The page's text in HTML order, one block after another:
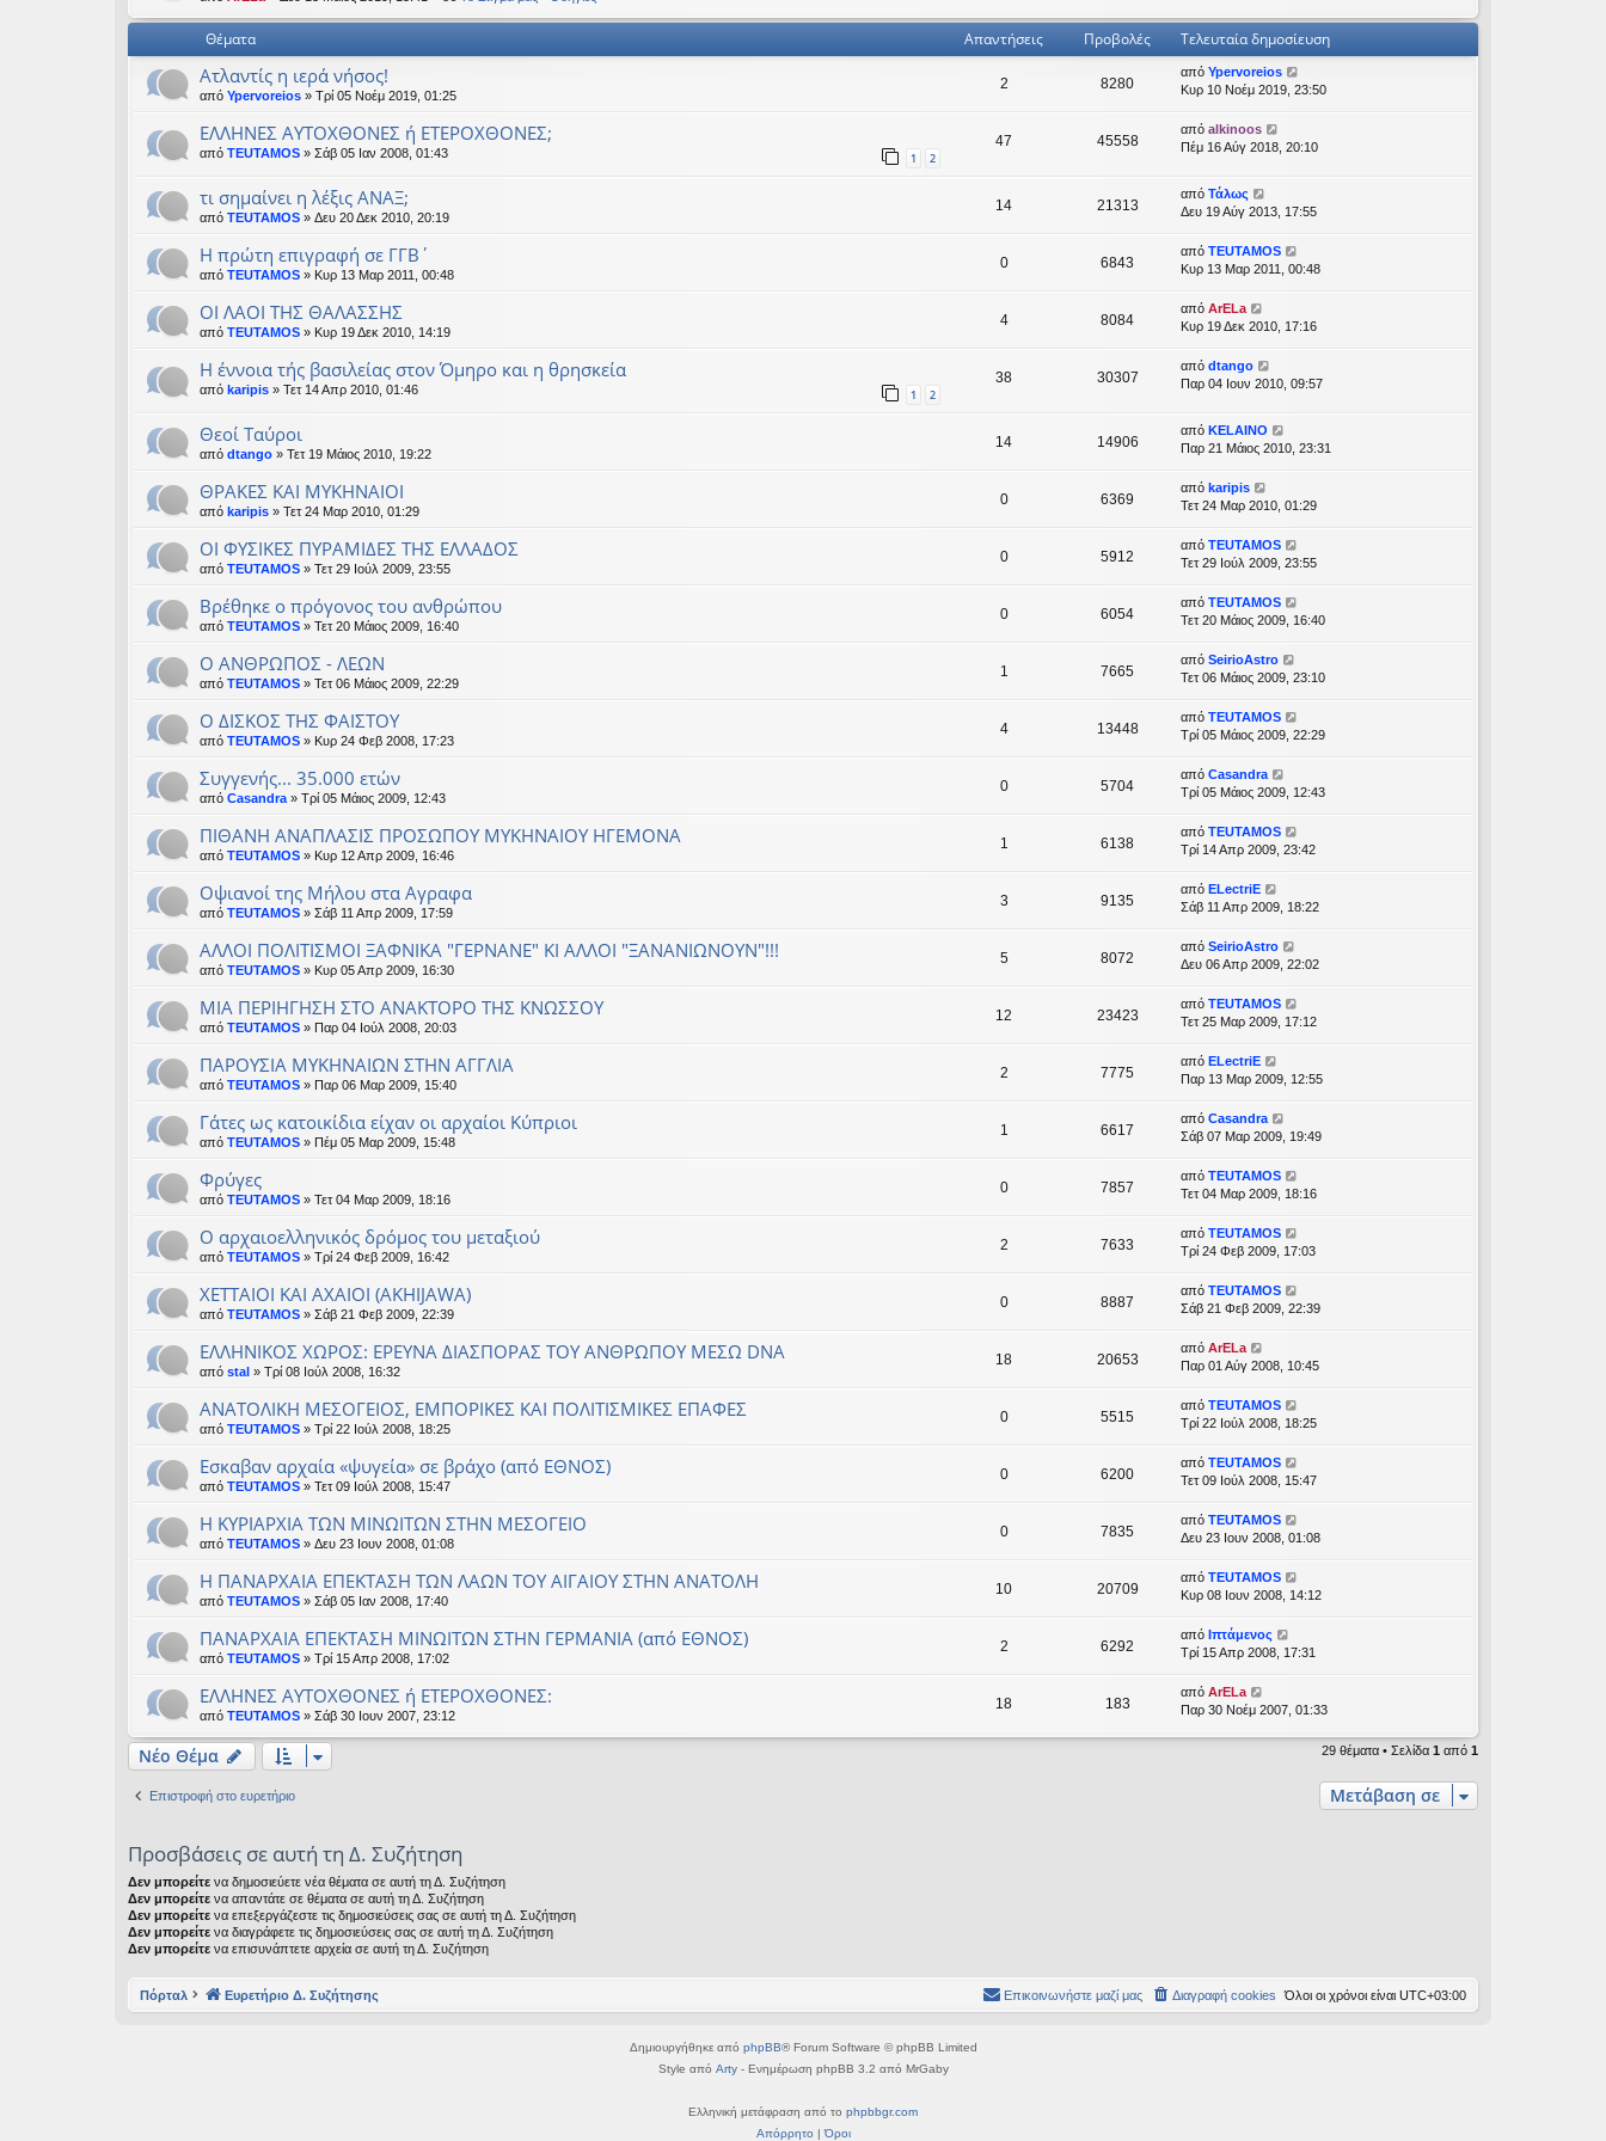
εις
Θέματα Απαντήσεις Προβολές Τελευταία δημοσίευση
Ατλαντίς η ιερά νήσος!
από Ypervoreios » Τρί 05 Νοέμ 2019, 01:25
2 8280
από Ypervoreios
Κυρ 10 Νοέμ 2019, 23:50
ΕΛΛΗΝΕΣ ΑΥΤΟΧΘΟΝΕΣ ή ΕΤΕΡΟΧΘΟΝΕΣ;
από TEUTAMOS » Σάβ 05 Ιαν 2008, 01:43 1 2
47 45558
από alkinoos
Πέμ 16 Αύγ 2018, 20:10
τι σημαίνει η λέξις ΑΝΑΞ;
από TEUTAMOS » Δευ 20 Δεκ 2010, 20:19
14 21313
από Τάλως
Δευ 19 Αύγ 2013, 17:55
H πρώτη επιγραφή σε ΓΓΒ΄
από TEUTAMOS » Κυρ 13 Μαρ 2011, 00:48
0 6843
από TEUTAMOS
Κυρ 13 Μαρ 2011, 00:48
ΟΙ ΛΑΟΙ ΤΗΣ ΘΑΛΑΣΣΗΣ
από TEUTAMOS » Κυρ 19 Δεκ 2010, 14:19
4 8084
από ArELa
Κυρ 19 Δεκ 2010, 17:16
Η έννοια τής βασιλείας στον Όμηρο και η θρησκεία
από karipis » Τετ 14 Απρ 2010, 01:46 1 2
38 30307
από dtango
Παρ 04 Ιουν 2010, 09:57
Θεοί Ταύροι
από dtango » Τετ 19 Μάιος 2010, 19:22
14 14906
από KELAINO
Παρ 21 Μάιος 2010, 23:31
ΘΡΑΚΕΣ ΚΑΙ ΜΥΚΗΝΑΙΟΙ
από karipis » Τετ 24 Μαρ 2010, 01:29
0 6369
από karipis
Τετ 24 Μαρ 2010, 01:29
ΟΙ ΦΥΣΙΚΕΣ ΠΥΡΑΜΙΔΕΣ ΤΗΣ ΕΛΛΑΔΟΣ
από TEUTAMOS » Τετ 29 Ιούλ 2009, 23:55
0 5912
από TEUTAMOS
Τετ 29 Ιούλ 2009, 23:55
Bρέθηκε ο πρόγονος του ανθρώπου
από TEUTAMOS » Τετ 20 Μάιος 2009, 16:40
0 6054
από TEUTAMOS
Τετ 20 Μάιος 2009, 16:40
Ο ΑΝΘΡΩΠΟΣ - ΛΕΩΝ
από TEUTAMOS » Τετ 06 Μάιος 2009, 22:29
1 7665
από SeirioAstro
Τετ 06 Μάιος 2009, 23:10
Ο ΔΙΣΚΟΣ ΤΗΣ ΦΑΙΣΤΟΥ
από TEUTAMOS » Κυρ 24 Φεβ 2008, 17:23
4 13448
από TEUTAMOS
Τρί 05 Μάιος 2009, 22:29
Συγγενής... 35.000 ετών
από Casandra » Τρί 05 Μάιος 2009, 12:43
0 5704
από Casandra
Τρί 05 Μάιος 2009, 12:43
ΠΙΘΑΝΗ ΑΝΑΠΛΑΣΙΣ ΠΡΟΣΩΠΟΥ ΜΥΚΗΝΑΙΟΥ ΗΓΕΜΟΝΑ
από TEUTAMOS » Κυρ 12 Απρ 2009, 16:46
1 6138
από TEUTAMOS
Τρί 14 Απρ 2009, 23:42
Οψιανοί της Μήλου στα Αγραφα
από TEUTAMOS » Σάβ 11 Απρ 2009, 17:59
3 9135
από ELectriE
Σάβ 11 Απρ 2009, 18:22
ΑΛΛΟΙ ΠΟΛΙΤΙΣΜΟΙ ΞΑΦΝΙΚΑ "ΓΕΡΝΑΝΕ" ΚΙ ΑΛΛΟΙ "ΞΑΝΑΝΙΩΝΟΥΝ"!!!
από TEUTAMOS » Κυρ 05 Απρ 2009, 16:30
5 8072
από SeirioAstro
Δευ 06 Απρ 2009, 22:02
MIA ΠΕΡΙΗΓΗΣΗ ΣΤΟ ΑΝΑΚΤΟΡΟ ΤΗΣ ΚΝΩΣΣΟΥ
από TEUTAMOS » Παρ 04 Ιούλ 2008, 20:03
12 23423
από TEUTAMOS
Τετ 25 Μαρ 2009, 17:12
ΠΑΡΟΥΣΙΑ ΜΥΚΗΝΑΙΩΝ ΣΤΗΝ ΑΓΓΛΙΑ
από TEUTAMOS » Παρ 06 Μαρ 2009, 15:40
2 7775
από ELectriE
Παρ 13 Μαρ 2009, 12:55
Γάτες ως κατοικίδια είχαν οι αρχαίοι Κύπριοι
από TEUTAMOS » Πέμ 05 Μαρ 2009, 15:48
1 6617
από Casandra
Σάβ 07 Μαρ 2009, 19:49
Φρύγες
από TEUTAMOS » Τετ 04 Μαρ 2009, 18:16
0 7857
από TEUTAMOS
Τετ 04 Μαρ 2009, 18:16
Ο αρχαιοελληνικός δρόμος του μεταξιού
από TEUTAMOS » Τρί 24 Φεβ 2009, 16:42
2 7633
από TEUTAMOS
Τρί 24 Φεβ 2009, 17:03
XETTAIOI KAI AXAIOI (AKHIJAWA)
από TEUTAMOS » Σάβ 21 Φεβ 2009, 22:39
0 8887
από TEUTAMOS
Σάβ 21 Φεβ 2009, 22:39
ΕΛΛΗΝΙΚΟΣ ΧΩΡΟΣ: ΕΡΕΥΝΑ ΔΙΑΣΠΟΡΑΣ ΤΟΥ ΑΝΘΡΩΠΟΥ ΜΕΣΩ DNA
από stal » Τρί 08 Ιούλ 2008, 16:32
18 20653
από ArELa
Παρ 01 Αύγ 2008, 10:45
ΑΝΑΤΟΛΙΚΗ ΜΕΣΟΓΕΙΟΣ, ΕΜΠΟΡΙΚΕΣ ΚΑΙ ΠΟΛΙΤΙΣΜΙΚΕΣ ΕΠΑΦΕΣ
από TEUTAMOS » Τρί 22 Ιούλ 2008, 18:25
0 5515
από TEUTAMOS
Τρί 22 Ιούλ 2008, 18:25
Εσκαβαν αρχαία «ψυγεία» σε βράχο (από ΕΘΝΟΣ)
από TEUTAMOS » Τετ 09 Ιούλ 2008, 15:47
0 6200
από TEUTAMOS
Τετ 09 Ιούλ 2008, 15:47
Η ΚΥΡΙΑΡΧΙΑ ΤΩΝ ΜΙΝΩΙΤΩΝ ΣΤΗΝ ΜΕΣΟΓΕΙΟ
από TEUTAMOS » Δευ 23 Ιουν 2008, 01:08
0 7835
από TEUTAMOS
Δευ 23 Ιουν 2008, 01:08
Η ΠΑΝΑΡΧΑΙΑ ΕΠΕΚΤΑΣΗ ΤΩΝ ΛΑΩΝ ΤΟΥ ΑΙΓΑΙΟΥ ΣΤΗΝ ΑΝΑΤΟΛΗ
από TEUTAMOS » Σάβ 05 Ιαν 2008, 17:40
10 20709
από TEUTAMOS
Κυρ 08 Ιουν 2008, 14:12
ΠΑΝΑΡΧΑΙΑ ΕΠΕΚΤΑΣΗ ΜΙΝΩΙΤΩΝ ΣΤΗΝ ΓΕΡΜΑΝΙΑ (από ΕΘΝΟΣ)
από TEUTAMOS » Τρί 15 Απρ 2008, 17:02
2 6292
από Ιπτάμενος
Τρί 15 Απρ 2008, 17:31
ΕΛΛΗΝΕΣ ΑΥΤΟΧΘΟΝΕΣ ή ΕΤΕΡΟΧΘΟΝΕΣ:
από TEUTAMOS » Σάβ 30 Ιουν 2007, 23:12
18 183
από ArELa
Παρ 30 Νοέμ 2007, 01:33
Νέο Θέμα 29 θέματα • Σελίδα 1 από 1
Επιστροφή στο ευρετήριο Μετάβαση σε
Προσβάσεις σε αυτή τη Δ. Συζήτηση
Δεν μπορείτε να δημοσιεύετε νέα θέματα σε αυτή τη Δ. Συζήτηση
Δεν μπορείτε να απαντάτε σε θέματα σε αυτή τη Δ. Συζήτηση
Δεν μπορείτε να επεξεργάζεστε τις δημοσιεύσεις σας σε αυτή τη Δ. Συζήτηση
Δεν μπορείτε να διαγράφετε τις δημοσιεύσεις σας σε αυτή τη Δ. Συζήτηση
Δεν μπορείτε να επισυνάπτετε αρχεία σε αυτή τη Δ. Συζήτηση
Πόρταλ Ευρετήριο Δ. Συζήτησης Όλοι οι χρόνοι είναι UTC+03:00
Διαγραφή cookies
Επικοινωνήστε μαζί μας
Δημιουργήθηκε από phpBB® Forum Software © phpBB Limited
Style από Arty- Ενημέρωση phpBB 3.2 από MrGaby
Ελληνική μετάφραση από το phpbbgr.com
Απόρρητο |Όροι